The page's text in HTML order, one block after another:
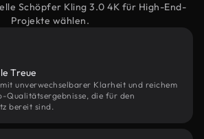
Schöpfer Kling 3.0 4K für High-End-
Projekte wählen.
Treue
unverwechselbarer Klarheit und reichem
Qualitätsergebnisse, die für den
bereit sind.